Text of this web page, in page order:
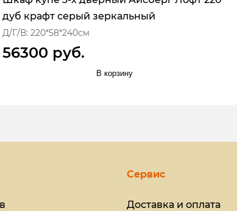
дуб крафт серый зеркальный
Д/Г/В: 220*58*240см
56300 руб.
В корзину
Сервис
Доставка и оплата